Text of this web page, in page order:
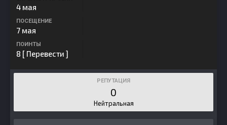
4 мая
ПОСЕЩЕНИЕ
7 мая
ПОИНТЫ
8 [ Перевести ]
РЕПУТАЦИЯ
0
Нейтральная